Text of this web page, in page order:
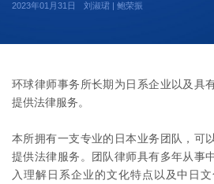
2023年01月31日 刘淑珺 | 鲍荣振
环球律师事务所长期为日系企业以及具
提供法律服务。
本所拥有一支专业的日本业务团队，可
提供法律服务。团队律师具有多年从事
入理解日系企业的文化特点以及中日